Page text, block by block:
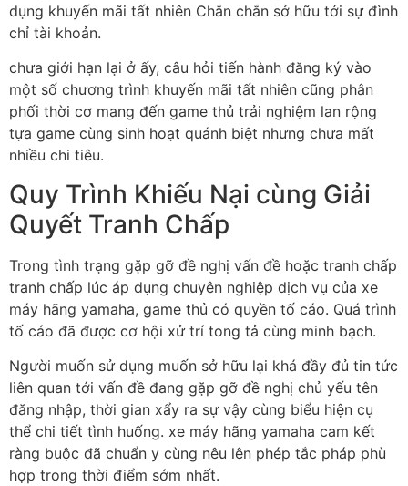
dụng khuyến mãi tất nhiên Chắn chắn sở hữu tới sự đình
chỉ tài khoản.
chưa giới hạn lại ở ấy, câu hỏi tiến hành đăng ký vào
một số chương trình khuyến mãi tất nhiên cũng phân
phối thời cơ mang đến game thủ trải nghiệm lan rộng
tựa game cùng sinh hoạt quánh biệt nhưng chưa mất
nhiều chi tiêu.
Quy Trình Khiếu Nại cùng Giải
Quyết Tranh Chấp
Trong tình trạng gặp gỡ đề nghị vấn đề hoặc tranh chấp
tranh chấp lúc áp dụng chuyên nghiệp dịch vụ của xe
máy hãng yamaha, game thủ có quyền tố cáo. Quá trình
tố cáo đã được cơ hội xử trí tong tả cùng minh bạch.
Người muốn sử dụng muốn sở hữu lại khá đầy đủ tin tức
liên quan tới vấn đề đang gặp gỡ đề nghị chủ yếu tên
đăng nhập, thời gian xẩy ra sự vậy cùng biểu hiện cụ
thể chi tiết tình huống. xe máy hãng yamaha cam kết
ràng buộc đã chuẩn y cùng nêu lên phép tắc pháp phù
hợp trong thời điểm sớm nhất.